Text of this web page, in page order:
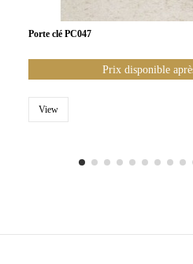
Porte clé PC047
Prix disponible
View